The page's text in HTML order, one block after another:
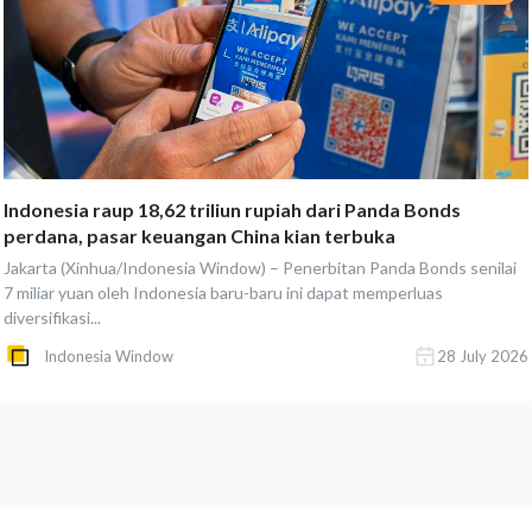
Indonesia raup 18,62 triliun rupiah dari Panda Bonds
perdana, pasar keuangan China kian terbuka
Jakarta (Xinhua/Indonesia Window) – Penerbitan Panda Bonds senilai
7 miliar yuan oleh Indonesia baru-baru ini dapat memperluas
diversifikasi...
Indonesia Window 28 July 2026